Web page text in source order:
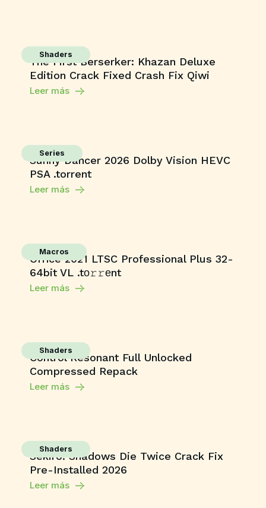
Shaders
The First Berserker: Khazan Deluxe
Edition Crack Fixed Crash Fix Qiwi
Leer más
Series
Sunny Dancer 2026 Dolby Vision HEVC
PSA .torrent
Leer más
Macros
Office 2021 LTSC Professional Plus 32-
64bit VL .tо𝚛𝚛еnt
Leer más
Shaders
Control Resonant Full Unlocked
Compressed Repack
Leer más
Shaders
Sekiro: Shadows Die Twice Crack Fix
Pre-Installed 2026
Leer más